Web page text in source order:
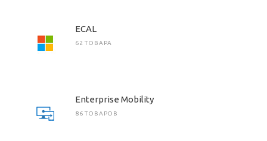
ECAL
62 ТОВАРА
Enterprise Mobility
86 ТОВАРОВ